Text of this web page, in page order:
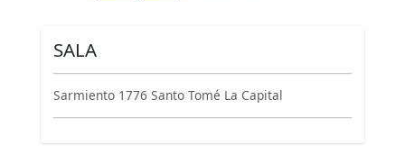
SALA
Sarmiento 1776 Santo Tomé La Capital